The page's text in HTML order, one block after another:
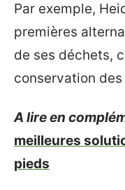
Par exemple,
premières
de ses déchets,
conservation
A lire en
meilleures
pieds